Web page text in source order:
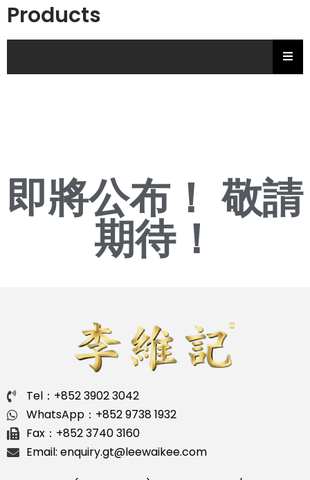
Products
即將公布！ 敬請
期待！
Tel：+852 3902 3042
WhatsApp：+852 9738 1932
Fax：+852 3740 3160
Email: enquiry.gt@leewaikee.com